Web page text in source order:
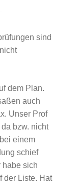
sind
dem Plan.
auch
Unser Prof
bzw. nicht
einem
schief
habe sich
der Liste. Hat